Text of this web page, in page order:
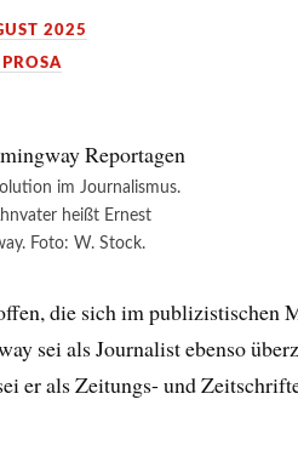
2025
im Journalismus.
heißt Ernest
Foto: W. Stock.
die sich im publizistischen
sei als Journalist ebenso
er als Zeitungs- und